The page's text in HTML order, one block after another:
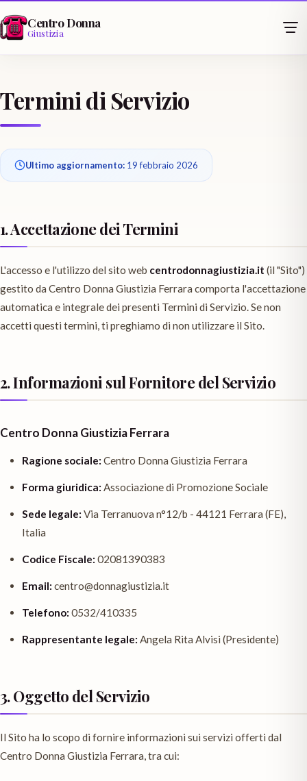
Centro Donna
Giustizia
Termini di Servizio
Ultimo aggiornamento: 19 febbraio 2026
1. Accettazione dei Termini
L'accesso e l'utilizzo del sito web centrodonnagiustizia.it (il "Sito")
gestito da Centro Donna Giustizia Ferrara comporta l'accettazione
automatica e integrale dei presenti Termini di Servizio. Se non
accetti questi termini, ti preghiamo di non utilizzare il Sito.
2. Informazioni sul Fornitore del Servizio
Centro Donna Giustizia Ferrara
Ragione sociale: Centro Donna Giustizia Ferrara
Forma giuridica: Associazione di Promozione Sociale
Sede legale: Via Terranuova n°12/b - 44121 Ferrara (FE),
Italia
Codice Fiscale: 02081390383
Email: centro@donnagiustizia.it
Telefono: 0532/410335
Rappresentante legale: Angela Rita Alvisi (Presidente)
3. Oggetto del Servizio
Il Sito ha lo scopo di fornire informazioni sui servizi offerti dal
Centro Donna Giustizia Ferrara, tra cui: